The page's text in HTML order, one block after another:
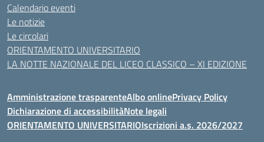
Calendario eventi
Le notizie
Le circolari
ORIENTAMENTO UNIVERSITARIO
LA NOTTE NAZIONALE DEL LICEO CLASSICO – XI EDIZIONE
Amministrazione trasparenteAlbo onlinePrivacy Policy
Dichiarazione di accessibilitàNote legali
ORIENTAMENTO UNIVERSITARIOIscrizioni a.s. 2026/2027